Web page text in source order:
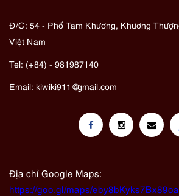
Đ/C: 54 - Phố Tam Khương, Khương
Việt Nam
Tel: (+84) - 981987140
Email: kiwiki911@gmail.com
Địa chỉ Google Maps:
https://goo.gl/maps/